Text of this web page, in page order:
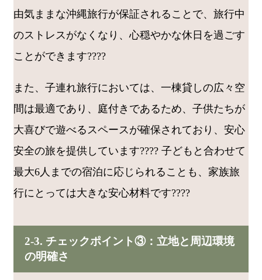
由気ままな沖縄旅行が保証されることで、旅行中
のストレスがなくなり、心穏やかな休日を過ごす
ことができます????
また、子連れ旅行においては、一棟貸しの広々空
間は最適であり、庭付きであるため、子供たちが
大喜びで遊べるスペースが確保されており、安心
安全の旅を提供しています???? 子どもと合わせて
最大6人までの宿泊に応じられることも、家族旅
行にとっては大きな安心材料です????
2-3. チェックポイント③：立地と周辺環境
の明確さ